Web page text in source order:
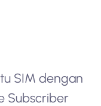
SIM dengan
Subscriber